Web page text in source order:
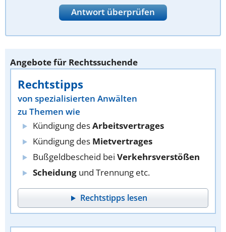
Antwort überprüfen
Angebote für Rechtssuchende
Rechtstipps
von spezialisierten Anwälten
zu Themen wie
Kündigung desArbeitsvertrages
Kündigung des Mietvertrages
Bußgeldbescheid bei Verkehrsverstößen
Scheidung und Trennung etc.
Rechtstipps lesen